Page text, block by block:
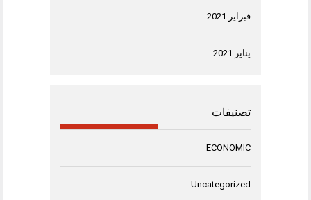
فبراير 2021
يناير 2021
تصنيفات
ECONOMIC
Uncategorized